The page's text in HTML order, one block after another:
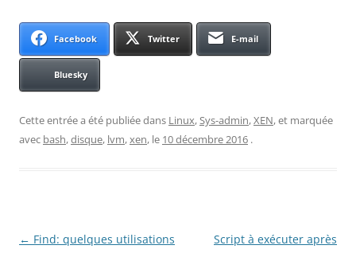
Facebook Twitter E-mail
Bluesky
Cette entrée a été publiée dans Linux,Sys-admin,XEN, et marquée
avec bash,disque, lvm,xen, le 10 décembre 2016 .
Navigation
← Find: quelques utilisations
Script à exécuter après